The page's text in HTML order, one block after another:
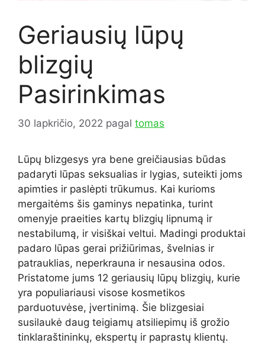
Geriausių lūpų
blizgių
Pasirinkimas
30 lapkričio, 2022 pagal tomas
Lūpų blizgesys yra bene greičiausias būdas
padaryti lūpas seksualias ir lygias, suteikti joms
apimties ir paslėpti trūkumus. Kai kurioms
mergaitėms šis gaminys nepatinka, turint
omenyje praeities kartų blizgių lipnumą ir
nestabilumą, ir visiškai veltui. Madingi produktai
padaro lūpas gerai prižiūrimas, švelnias ir
patrauklias, neperkrauna ir nesausina odos.
Pristatome jums 12 geriausių lūpų blizgių, kurie
yra populiariausi visose kosmetikos
parduotuvėse, įvertinimą. Šie blizgesiai
susilaukė daug teigiamų atsiliepimų iš grožio
tinklaraštininkų, ekspertų ir paprastų klientų.